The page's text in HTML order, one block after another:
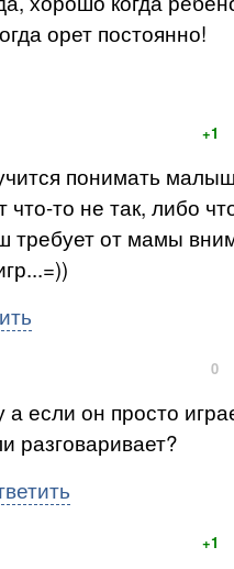
орет постоянно!
+1
понимать
что-то не так, либо
требует от мамы
0
а если он просто
разговаривает?
+1